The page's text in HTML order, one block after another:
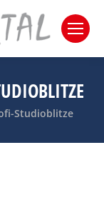
Studioblitze